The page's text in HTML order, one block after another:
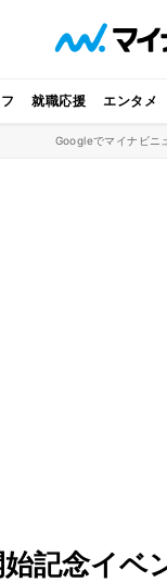
就職応援 エンタメ
Googleでマイナビニ
記念イベ